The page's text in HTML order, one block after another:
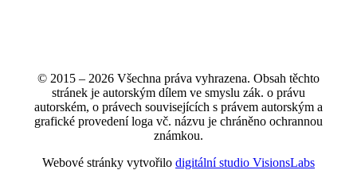
© 2015 – 2026 Všechna práva vyhrazena. Obsah těchto
stránek je autorským dílem ve smyslu zák. o právu
autorském, o právech souvisejících s právem autorským a
grafické provedení loga vč. názvu je chráněno ochrannou
známkou.
Webové stránky vytvořilo digitální studio VisionsLabs